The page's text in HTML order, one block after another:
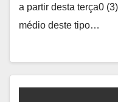
a partir desta terça0
médio deste tipo…